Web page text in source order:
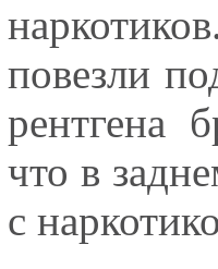
повезли
рентгена
что в
с